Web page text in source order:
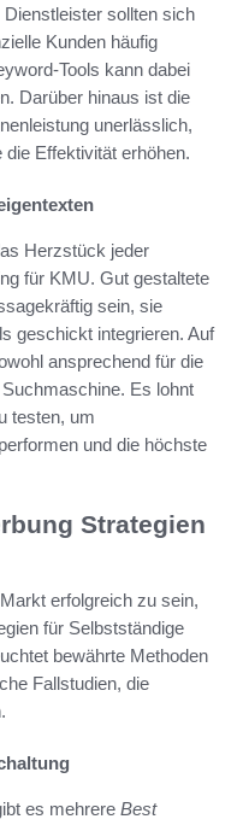
sollten sich
Kunden häufig
Tools kann dabei
Darüber hinaus ist die
unerlässlich,
Effektivität erhöhen.
Herzstück jeder
für KMU. Gut gestaltete
sein, sie
geschickt integrieren. Auf
ansprechend für die
Es lohnt
testen, um
und die höchste
Strategien
erfolgreich zu sein,
für Selbstständige
bewährte Methoden
Fallstudien, die
es mehrere Best